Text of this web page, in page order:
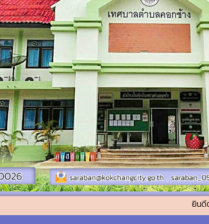
ยินดีต้อนรับเข้าสู่